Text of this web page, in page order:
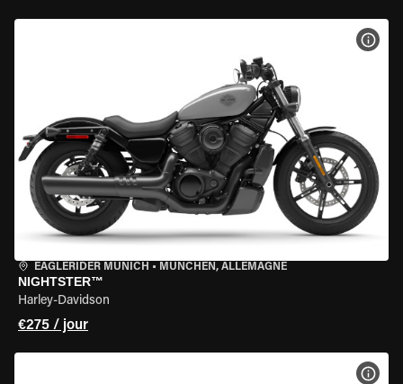
EAGLERIDER MUNICH • MÜNCHEN, ALLEMAGNE
NIGHTSTER™
Harley-Davidson
€275 / jour